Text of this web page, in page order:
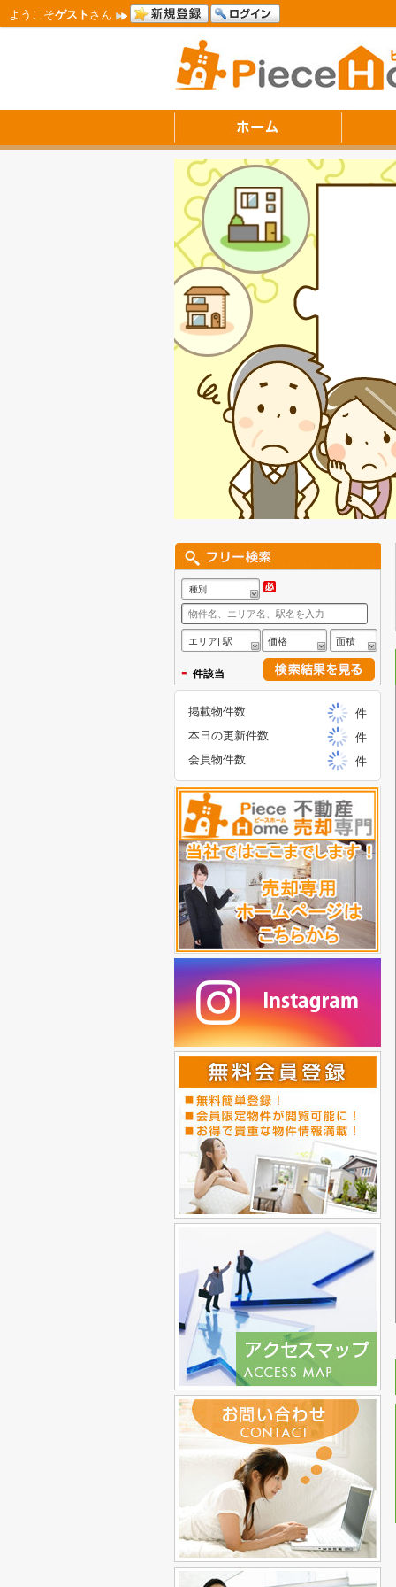
ようこそゲスト さん
種別
エリア| 駅 価格 面積
- 件該当
掲載物件数
件
本日の更新件数
件
会員物件数
件